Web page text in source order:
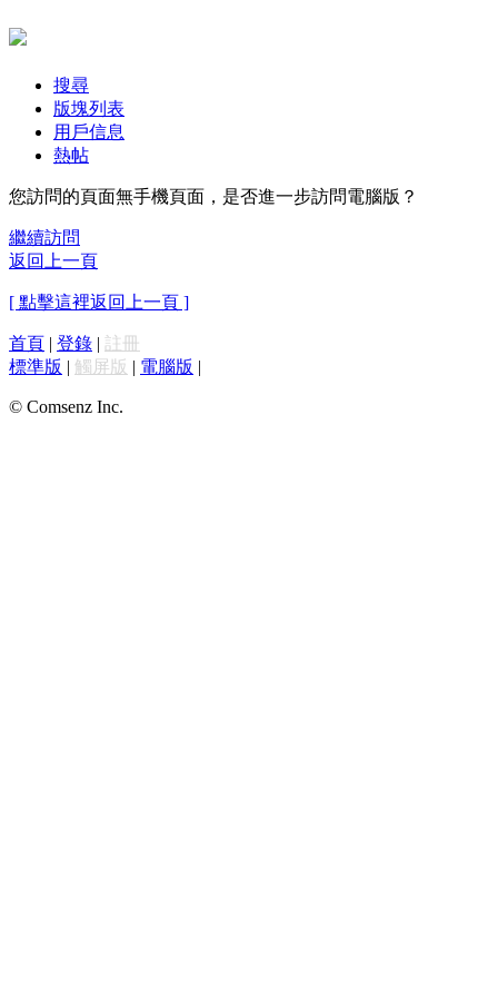
搜尋
版塊列表
用戶信息
熱帖
您訪問的頁面無手機頁面，是否進一步訪問電腦版？
繼續訪問
返回上一頁
[ 點擊這裡返回上一頁 ]
首頁 | 登錄 | 註冊
標準版 | 觸屏版 | 電腦版 |
© Comsenz Inc.